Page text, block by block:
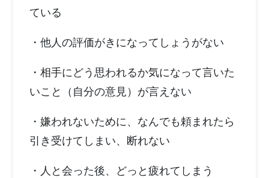
ている
・他人の評価がきになってしょうがない
・相手にどう思われるか気になって言いた
いこと（自分の意見）が言えない
・嫌われないために、なんでも頼まれたら
引き受けてしまい、断れない
・人と会った後、どっと疲れてしまう